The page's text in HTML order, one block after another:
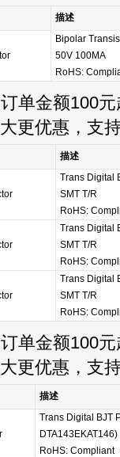
描述
Bipolar
50V 100MA
RoHS:
单金额100元
更优惠，支
描述
Trans Digital
SMT T/R
RoHS:
Trans Digital
SMT T/R
RoHS:
Trans Digital
SMT T/R
RoHS:
单金额100元
更优惠，支
描述
Trans Digital BJT
DTA143EKAT146)
RoHS: Compliant